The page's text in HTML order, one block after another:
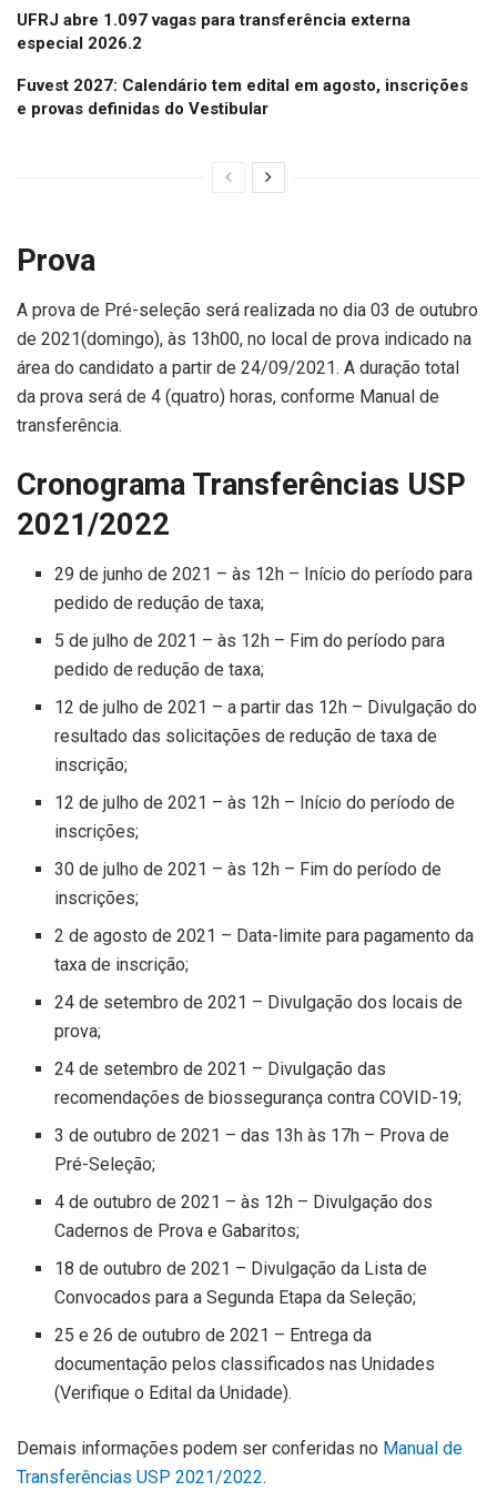
UFRJ abre 1.097 vagas para transferência externa
especial 2026.2
Fuvest 2027: Calendário tem edital em agosto, inscrições
e provas definidas do Vestibular
Prova
A prova de Pré-seleção será realizada no dia 03 de outubro
de 2021(domingo), às 13h00, no local de prova indicado na
área do candidato a partir de 24/09/2021. A duração total
da prova será de 4 (quatro) horas, conforme Manual de
transferência.
Cronograma Transferências USP
2021/2022
29 de junho de 2021 – às 12h – Início do período para
pedido de redução de taxa;
5 de julho de 2021 – às 12h – Fim do período para
pedido de redução de taxa;
12 de julho de 2021 – a partir das 12h – Divulgação do
resultado das solicitações de redução de taxa de
inscrição;
12 de julho de 2021 – às 12h – Início do período de
inscrições;
30 de julho de 2021 – às 12h – Fim do período de
inscrições;
2 de agosto de 2021 – Data-limite para pagamento da
taxa de inscrição;
24 de setembro de 2021 – Divulgação dos locais de
prova;
24 de setembro de 2021 – Divulgação das
recomendações de biossegurança contra COVID-19;
3 de outubro de 2021 – das 13h às 17h – Prova de
Pré-Seleção;
4 de outubro de 2021 – às 12h – Divulgação dos
Cadernos de Prova e Gabaritos;
18 de outubro de 2021 – Divulgação da Lista de
Convocados para a Segunda Etapa da Seleção;
25 e 26 de outubro de 2021 – Entrega da
documentação pelos classificados nas Unidades
(Verifique o Edital da Unidade).
Demais informações podem ser conferidas no Manual de
Transferências USP 2021/2022.